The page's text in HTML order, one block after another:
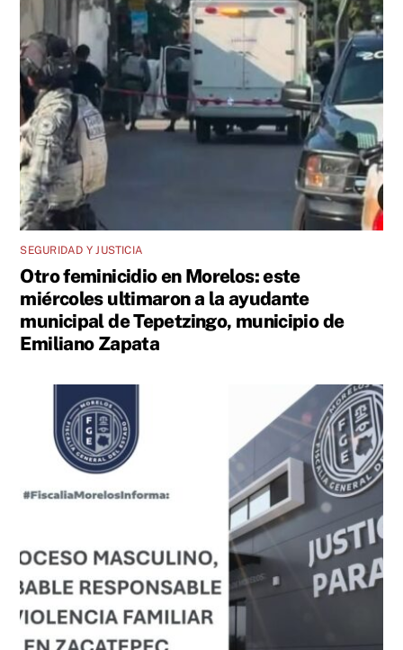
SEGURIDAD Y JUSTICIA
Otro feminicidio en Morelos: este
miércoles ultimaron a la ayudante
municipal de Tepetzingo, municipio de
Emiliano Zapata